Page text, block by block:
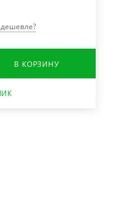
В КОРЗИНУ